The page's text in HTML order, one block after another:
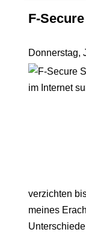
F-
Donnerstag,
verzichten
meines